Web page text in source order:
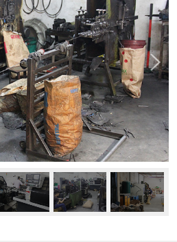
新闻中心
行业资讯 常见问题